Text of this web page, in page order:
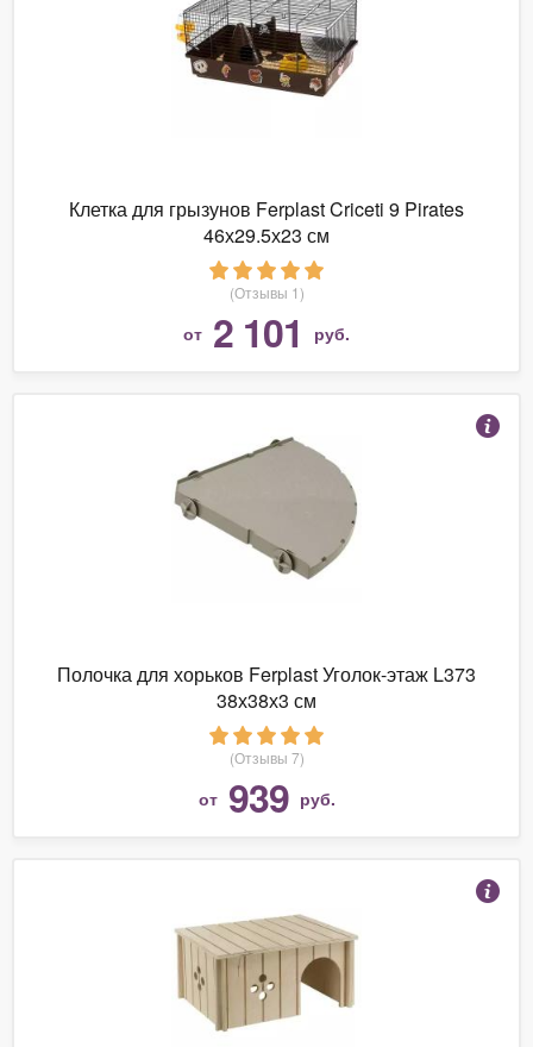
Клетка для грызунов Ferplast Criceti 9 Pirates
46х29.5х23 см
(Отзывы 1)
от 2 101 руб.
Полочка для хорьков Ferplast Уголок-этаж L373
38х38х3 см
(Отзывы 7)
от 939 руб.